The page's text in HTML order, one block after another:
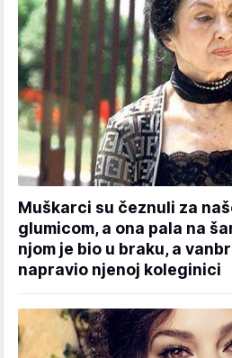
Muškarci su čeznuli za
glumicom, a ona pala na
njom je bio u braku, a
napravio njenoj koleginici